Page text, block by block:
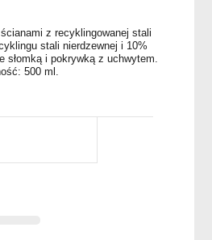
z recyklingowanej stali
stali nierdzewnej i 10%
słomką i pokrywką z uchwytem.
500 ml.